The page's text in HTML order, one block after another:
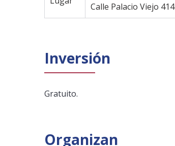
Calle Palacio Viejo 414
Inversión
Gratuito.
Organizan